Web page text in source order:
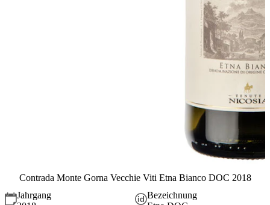
Contrada Monte Gorna Vecchie Viti Etna Bianco DOC 2018
Jahrgang
Bezeichnung